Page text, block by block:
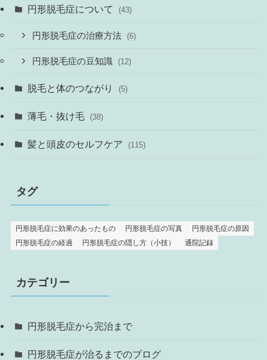
円形脱毛症について (43)
円形脱毛症の治療方法 (6)
円形脱毛症の豆知識 (12)
脱毛と体のつながり (5)
薄毛・抜け毛 (38)
髪と頭皮のセルフケア (115)
タグ
円形脱毛症に効果のあったもの 円形脱毛症の写真
円形脱毛症の原因
円形脱毛症の経過
円形脱毛症の隠し方（小技） 通院記録
カテゴリー
円形脱毛症から完治まで
円形脱毛症が治るまでのブログ